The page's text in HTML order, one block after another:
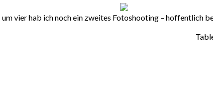
vier hab ich noch ein zweites Fotoshooting – hoffentlich